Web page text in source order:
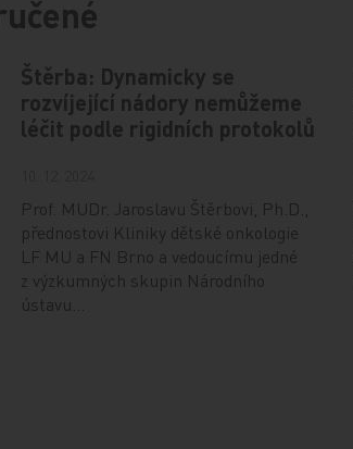
Štěrba: Dynamicky se
rozvíjející nádory nemůžeme
léčit podle rigidních protokolů
Prof. MUDr. Jaroslavu Štěrbovi, Ph.D.,
přednostovi Kliniky dětské onkologie
LF MU a FN Brno a vedoucímu jedné
z výzkumných skupin Národního
ústavu…